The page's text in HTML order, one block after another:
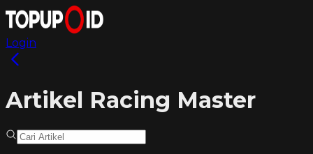
Login
Artikel Racing Master